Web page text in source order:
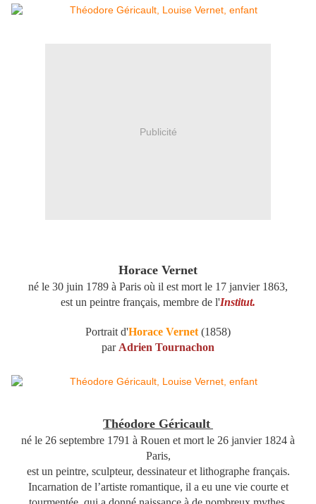
Publicité
Horace Vernet
né le 30 juin 1789 à Paris où il est mort le 17 janvier 1863,
est un peintre français, membre de l'Institut.
Portrait d'Horace Vernet (1858)
par Adrien Tournachon
Théodore Géricault
né le 26 septembre 1791 à Rouen et mort le 26 janvier 1824 à
Paris,
est un peintre, sculpteur, dessinateur et lithographe français.
Incarnation de l’artiste romantique, il a eu une vie courte et